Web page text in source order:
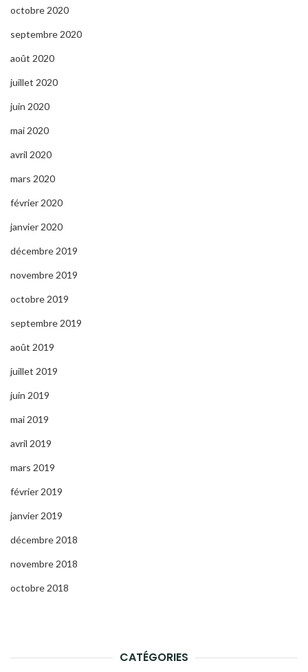
octobre 2020
septembre 2020
août 2020
juillet 2020
juin 2020
mai 2020
avril 2020
mars 2020
février 2020
janvier 2020
décembre 2019
novembre 2019
octobre 2019
septembre 2019
août 2019
juillet 2019
juin 2019
mai 2019
avril 2019
mars 2019
février 2019
janvier 2019
décembre 2018
novembre 2018
octobre 2018
CATÉGORIES